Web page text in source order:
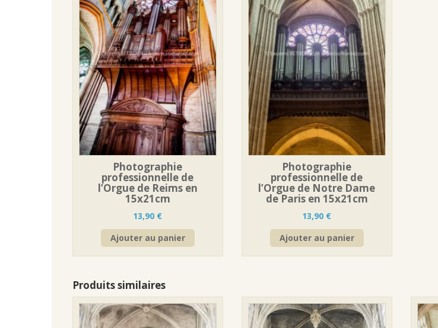
Photographie
professionnelle de
l’Orgue de Reims en
15x21cm
13,90 €
Ajouter au panier
Photographie
professionnelle de
l’Orgue de Notre Dame
de Paris en 15x21cm
13,90 €
Ajouter au panier
Produits similaires